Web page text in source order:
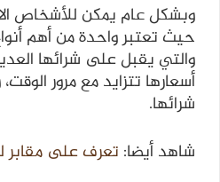
وبشكل عام يمكن للأشخاص
حيث تعتبر واحدة من أهم
والتي يقبل على شرائها
أسعارها تتزايد مع مرور
شرائها.
شاهد أيضا: تعرف على مقابر